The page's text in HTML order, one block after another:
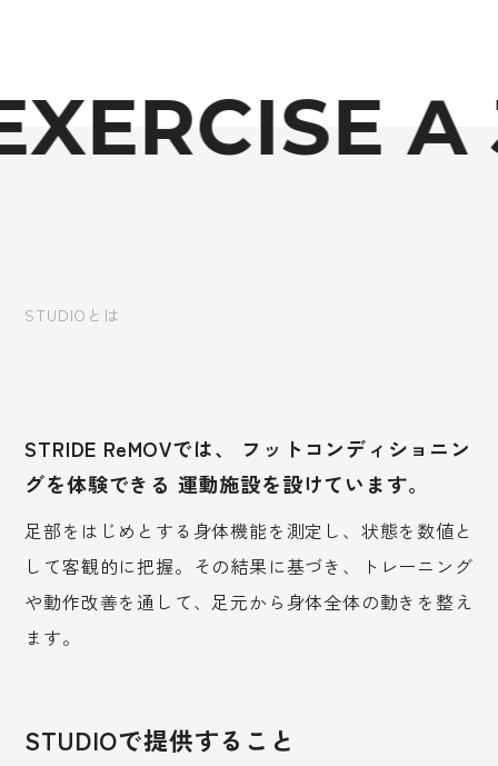
ReMOVのおもな事業
A
STUDIOとは
STRIDE ReMOVでは、
フットコンディショニン
グを体験できる 運動施設を設けています。
足部をはじめとする身体機能を測定し、状態を数値と
して客観的に把握。その結果に基づき、トレーニング
や動作改善を通して、足元から身体全体の動きを整え
ます。
STUDIOで提供すること